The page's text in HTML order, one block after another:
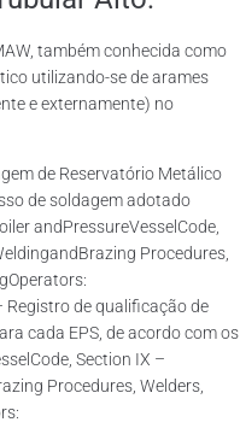
também conhecida como
utilizando-se de arames
e externamente) no
de Reservatório Metálico
de soldagem adotado
andPressureVesselCode,
Procedures,
Registro de qualificação de
cada EPS, de acordo com os
Section IX –
Procedures, Welders,